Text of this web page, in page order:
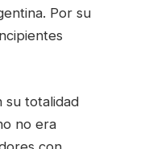
Por su
su totalidad
no era